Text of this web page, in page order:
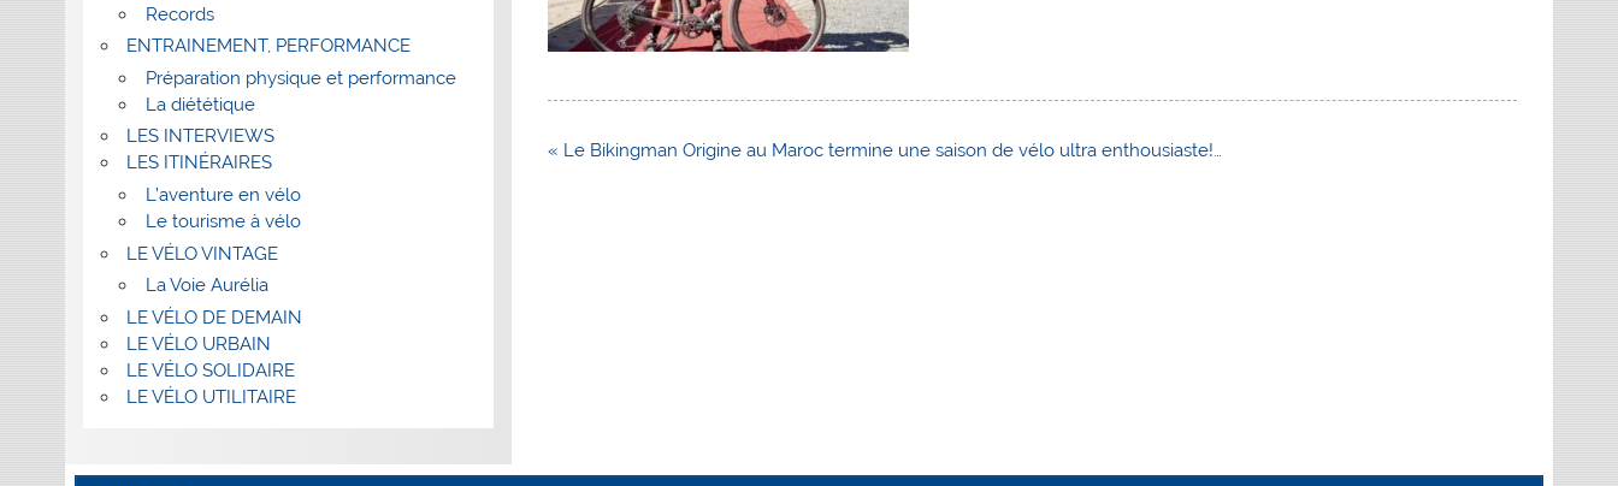
Navigation
« Le Bikingman Origine au Maroc termine une saison de vélo ultra enthousiaste!…
Records
ENTRAINEMENT, PERFORMANCE
Préparation physique et performance
La diététique
LES INTERVIEWS
LES ITINÉRAIRES
L’aventure en vélo
Le tourisme à vélo
LE VÉLO VINTAGE
La Voie Aurélia
LE VÉLO DE DEMAIN
LE VÉLO URBAIN
LE VÉLO SOLIDAIRE
LE VÉLO UTILITAIRE